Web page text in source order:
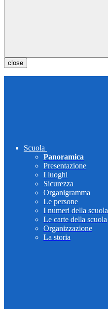
close
Scuola
Panoramica
Presentazione
I luoghi
Sicurezza
Organigramma
Le persone
I numeri della scuola
Le carte della scuola
Organizzazione
La storia